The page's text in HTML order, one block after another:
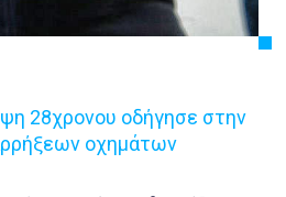
28χρονου οδήγησε στην
οχημάτων